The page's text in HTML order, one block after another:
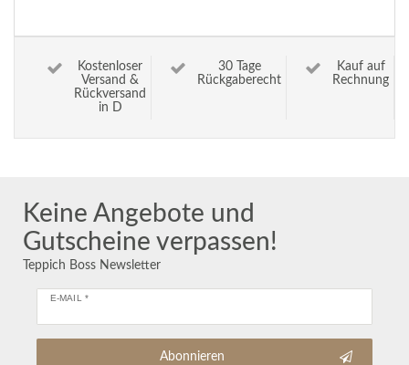
Kostenloser
Versand &
Rückversand
in D
30 Tage
Rückgaberecht
Kauf auf
Rechnung
Keine Angebote und
Gutscheine verpassen!
Teppich Boss Newsletter
E-MAIL *
Abonnieren